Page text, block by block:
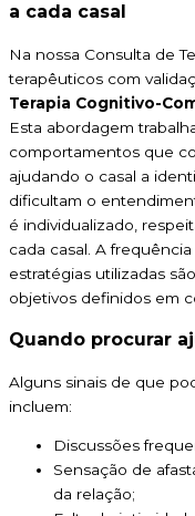
a cada casal
Na nossa Consulta de
terapêuticos com
Terapia Cognitivo-
Esta abordagem
comportamentos que
ajudando o casal a
dificultam o
é individualizado,
cada casal. A
estratégias utilizadas
objetivos definidos em
Quando procurar
Alguns sinais de que
incluem:
Discussões
Sensação de
da relação;